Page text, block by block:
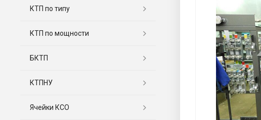
КТП по типу
КТП по мощности
БКТП
КТПНУ
Ячейки КСО